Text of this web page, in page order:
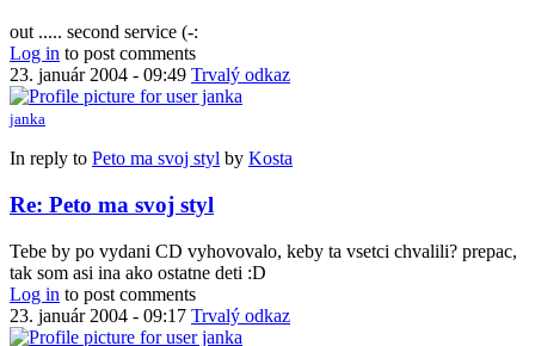
out ..... second service (-:
Log in to post comments
23. január 2004 - 09:49 Trvalý odkaz
janka
In reply to Peto ma svoj styl by Kosta
Re: Peto ma svoj styl
Tebe by po vydani CD vyhovovalo, keby ta vsetci chvalili? prepac,
tak som asi ina ako ostatne deti :D
Log in to post comments
23. január 2004 - 09:17 Trvalý odkaz